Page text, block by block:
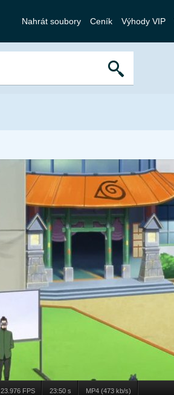
Nahrát soubory Ceník Výhody VIP
23.976 FPS 23:50 s MP4 (473 kb/s)